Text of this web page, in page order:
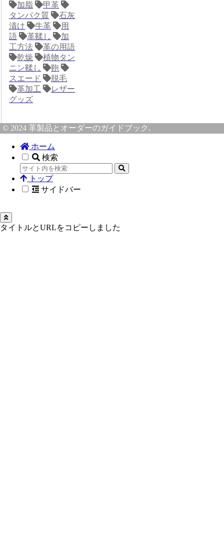
加脂
甲革
タンパク質
石灰
漬け
牛革
用
語
革鞣し
加
工方法
革の用語
乾燥
植物タン
ニン鞣し
鞄
スエード
脱毛
革加工
レザー
グッズ
© 2024 革製品とオーダーのガイドブック.
ホーム
検索
トップ
サイドバー
タイトルとURLをコピーしました